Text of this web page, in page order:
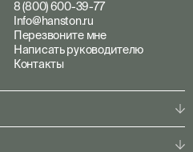
8 (800) 600-39-77
Info@hanston.ru
Перезвоните мне
Написать руководителю
Контакты